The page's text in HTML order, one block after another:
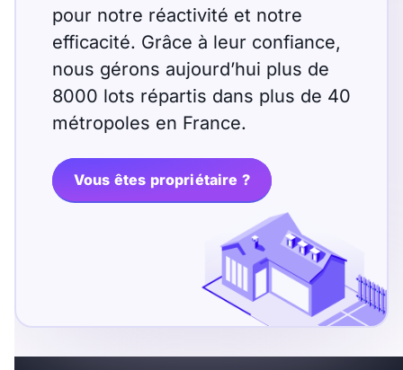
pour notre réactivité et notre
efficacité. Grâce à leur confiance,
nous gérons aujourd’hui plus de
8000 lots répartis dans plus de 40
métropoles en France.
Vous êtes propriétaire ?